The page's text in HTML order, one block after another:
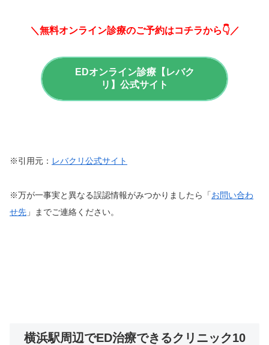
＼無料オンライン診療のご予約はコチラから👇／
EDオンライン診療【レバク
リ】公式サイト
※引用元： レバクリ公式サイト
※万が一事実と異なる誤認情報がみつかりましたら「お問い合わ
せ先 」までご連絡ください。
横浜駅周辺でED治療できるクリニック10